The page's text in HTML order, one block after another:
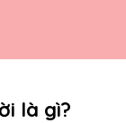
là gì?